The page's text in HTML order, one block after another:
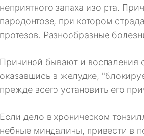
неприятного запаха изо рта.
пародонтозе, при котором
протезов. Разнообразные
Причиной бывают и воспаления
оказавшись в желудке,
прежде всего установить его
Если дело в хроническом
небные миндалины, привести в